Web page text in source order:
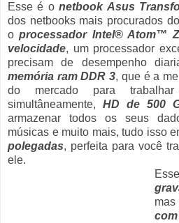
Esse é onetbook Asus
dos netbooks mais procurados
oprocessador Intel® Atom™
velocidade, um processador
precisam de desempenho
memória ram DDR 3, que é a
do mercado para
simultâneamente, HD de 500
armazenar todos os seus
músicas e muito mais, tudo isso
polegadas, perfeita para você
ele.